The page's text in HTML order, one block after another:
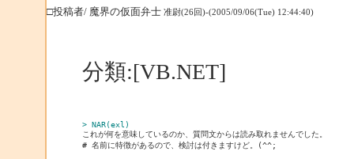
□投稿者/ 魔界の仮面弁士 准尉(26回)-(2005/09/06(Tue) 12:44:40)
分類:[VB.NET]
> NAR(exl)
これが何を意味しているのか、質問文からは読み取れませんでした。
# 名前に特徴があるので、検討は付きますけど。(^^;